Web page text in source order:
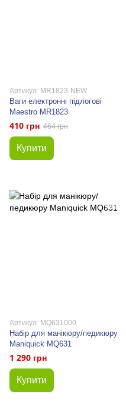
Артикул: MR1823-NEW
Ваги електронні підлогові
Maestro MR1823
410 грн 464 грн
Купити
Артикул: MQ631000
Набір для манікюру/педикюру
Maniquick MQ631
1 290 грн
Купити